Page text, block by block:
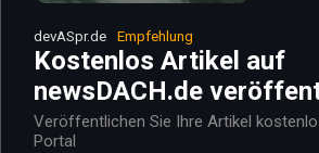
devASpr.de Empfehlung
Kostenlos Artikel auf
newsDACH.de
Veröffentlichen Sie Ihre Artikel
Portal